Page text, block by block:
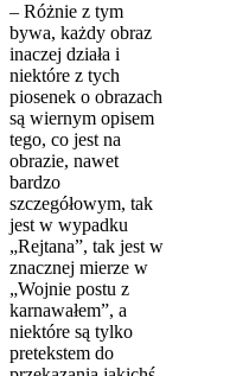
– Różnie z tym
bywa, każdy obraz
inaczej działa i
niektóre z tych
piosenek o obrazach
są wiernym opisem
tego, co jest na
obrazie, nawet
bardzo
szczegółowym, tak
jest w wypadku
„Rejtana”, tak jest w
znacznej mierze w
„Wojnie postu z
karnawałem”, a
niektóre są tylko
pretekstem do